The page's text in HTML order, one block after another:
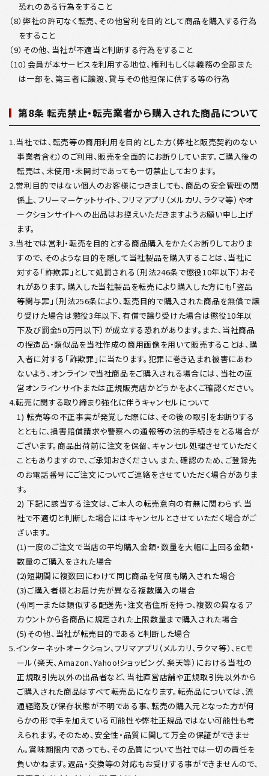
恐れのある行為をすること
（8）弊社の許可なく転売、その他営利を目的として商品を購入する行為
をすること
（9）その他、当社が不適当と判断する行為をすること
（10）会員が本サービスを利用する地位、権利もしくは義務の全部また
は一部を、第三者に譲渡、貸与その他担保に供する等の行為
第8条 転売禁止・転売業者から購入された商品について
1.当社では、転売等の商用利用を目的とした方（弊社と販売契約のない
事業者含む）のご利用、販売を全面的にお断りしています。ご購入後の
転売は、未使用・未開封であっても一切禁止しております。
2.営利目的ではない個人のお客様につきましても、商品の安全管理の関
係上、フリーマーケットサイト、フリマアプリ（メルカリ、ラクマ等）やオ
ークションサイトへの出品はお控えいただきますようお願い申し上げ
ます。
3.当社では営利・転売を目的とする商品購入をかたくお断りしておりま
すので、そのような目的を隠して当社製品を購入することは、当社に
対する「詐欺罪」として処罰される（刑法246条で懲役10年以下）おそ
れがあります。購入した当社製品を転売により購入した方にも「盗品
等関与罪」（刑法256条により、転売目的で購入された商品を無償で譲
り受けた場合は懲役3年以下、有償で譲り受けた場合は懲役10年以
下及び罰金50万円以下）が成立する恐れがあります。また、当社商品
の捏造品・類似品を当社作成の商用画像を用いて販売することは、購
入者に対する「詐欺罪」に当たります。犯罪に巻き込まれ被害にあわ
ないよう、オンラインで当社商品をご購入される場合には、当社の直
営オンラインサイトまたは正規販売店かどうかをよくご確認ください。
4.転売に関する取り締まり強化に伴うキャンセルについて
1) 転売等の不正事実が発覚した際には、その後の取引をお断りする
とともに、損害賠償請求や警察への通報等の法的手続きをとる場合が
ございます。商品出荷前に注文を保留、キャンセル処理させていただく
こともありますので、ご承知おきください。また、確認のため、ご登録先
のお電話番号にご注文についてご連絡をさせていただく場合がありま
す。
2) 下記に該当する注文は、ご本人の転売意向の有無に関わらず、当
社で不適切と判断した場合にはキャンセルとさせていただく場合がご
ざいます。
(1)一度のご注文で当店の平均購入金額・数量を大幅に上回る金額・
数量のご購入をされた場合
(2)短期間に複数回にわけて同じ商品を何度も購入された場合
(3)ご購入者様とお届け先が異なる複数購入の場合
(4)同一または類似する配送先・注文者住所を持つ、複数の異なるア
カウントから各商品に規定された上限数量まで購入された場合
(5)その他、当社が転売目的であると判断した場合
5.インターネットオークション、フリマアプリ（メルカリ、ラクマ等）、ECモ
ール（楽天、Amazon、Yahoo!ショッピング、楽天等）における当社の
正規取引先以外の出品者など、当社直営店舗や正規取引先以外から
ご購入された商品はすべて転売品になります。転売品については、流
通経路及び保存状態が不明である事、転売の購入元となった方が何
らかの形で手を加えている可能性や弊社正規品ではない可能性も考
えられます。そのため、安全性・品質に関して万全の保証ができませ
ん。賞味期限内であっても、その品質について当社では一切の責任を
負いかねます。返品・交換等の対応もお受けする事ができませんので、